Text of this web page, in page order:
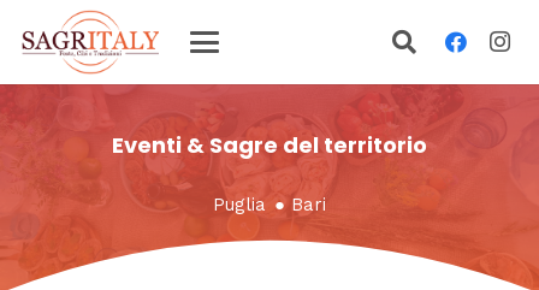
Eventi & Sagre del territorio
Puglia ● Bari